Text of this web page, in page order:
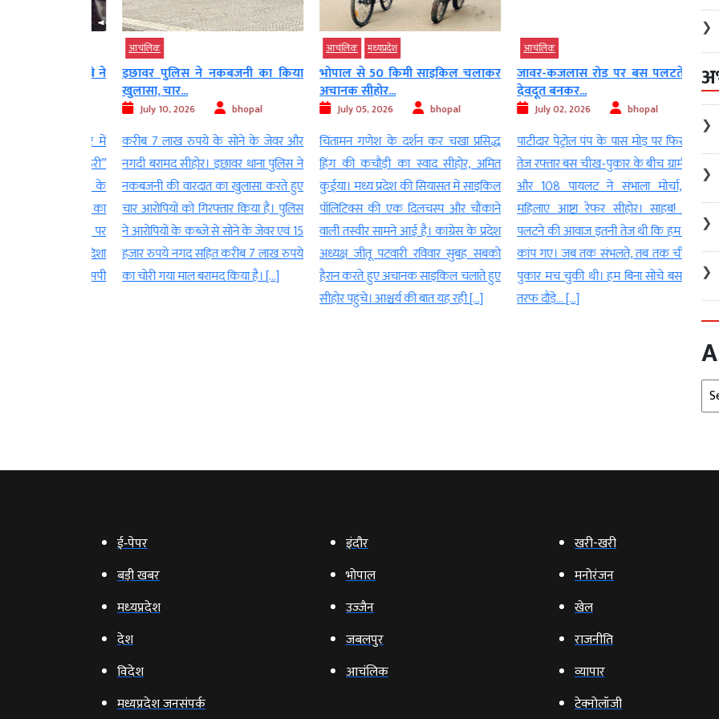
आचंलिक
इछावर पुलिस ने नकबजनी का किया
खुलासा, चार...
July 10, 2026 bhopal
करीब 7 लाख रुपये के सोने के जेवर और
नगदी बरामद सीहोर। इछावर थाना पुलिस ने
नकबजनी की वारदात का खुलासा करते हुए
चार आरोपियों को गिरफ्तार किया है। पुलिस
ने आरोपियों के कब्जे से सोने के जेवर एवं 15
हजार रुपये नगद सहित करीब 7 लाख रुपये
का चोरी गया माल बरामद किया है। […]
आचंलिक मध्‍यप्रदेश
भोपाल से 50 किमी साइकिल चलाकर
अचानक सीहोर...
July 05, 2026 bhopal
चिंतामन गणेश के दर्शन कर चखा प्रसिद्ध
हिंग की कचौड़ी का स्वाद सीहोर, अमित
कुईया। मध्य प्रदेश की सियासत में साइकिल
पॉलिटिक्स की एक दिलचस्प और चौंकाने
वाली तस्वीर सामने आई है। कांग्रेस के प्रदेश
अध्यक्ष जीतू पटवारी रविवार सुबह सबको
हैरान करते हुए अचानक साइकिल चलाते हुए
सीहोर पहुंचे। आश्चर्य की बात यह रही […]
आचंलिक
जावर-कजलास रोड पर बस पलटते ही
देवदूत बनकर...
July 02, 2026 bhopal
पाटीदार पेट्रोल पंप के पास मोड़ पर फिसली
तेज रफ्तार बस चीख-पुकार के बीच ग्रामीणों
और 108 पायलट ने संभाला मोर्चा, दो
महिलाएं आष्टा रेफर सीहोर। साहब! बस
पलटने की आवाज इतनी तेज थी कि हम सब
कांप गए। जब तक संभलते, तब तक चीख-
पुकार मच चुकी थी। हम बिना सोचे बस की
तरफ दौड़े… […]
24...
का
❯
❯
❯
❯
❯
ई‑पेपर
बड़ी खबर
मध्‍यप्रदेश
देश
विदेश
मध्यप्रदेश जनसंपर्क
इंदौर
भोपाल
उज्‍जैन
जबलपुर
आचंलिक
खरी-खरी
मनोरंजन
खेल
राजनीति
व्‍यापार
टेक्‍नोलॉजी